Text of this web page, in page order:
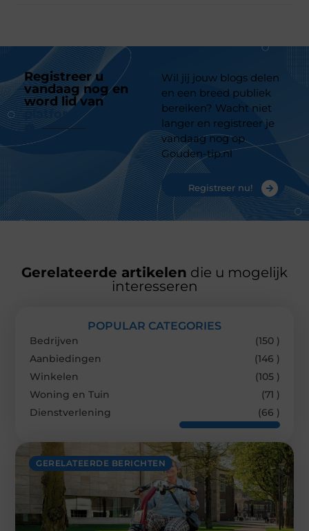
Registreer u
vandaag nog en
word lid van
platform
Wil jij jouw blogs delen
en een breed publiek
bereiken? Wacht niet
langer en registreer je
vandaag nog op
Gouden-tip.nl
Registreer nu!
Gerelateerde artikelen die u mogelijk
interesseren
GERELATEERDE BERICHTEN
POPULAR CATEGORIES
Bedrijven
(150 )
Aanbiedingen
(146 )
Winkelen
(105 )
Woning en Tuin
(71 )
Dienstverlening
(66 )